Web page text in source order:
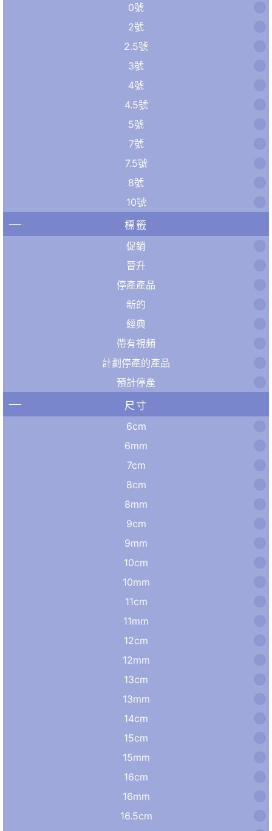
0號
2號
2.5號
3號
4號
4.5號
5號
7號
7.5號
8號
10號
標籤
促銷
晉升
停產產品
新的
經典
帶有視頻
計劃停產的產品
預計停產
尺寸
6cm
6mm
7cm
8cm
8mm
9cm
9mm
10cm
10mm
11cm
11mm
12cm
12mm
13cm
13mm
14cm
15cm
15mm
16cm
16mm
16.5cm